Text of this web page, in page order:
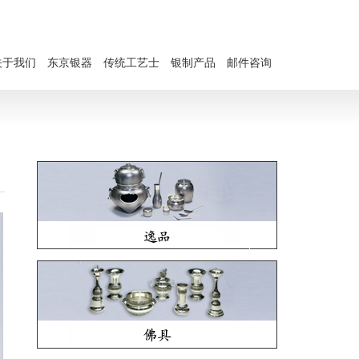
于我们 东京银器 传统工艺士 银制产品 邮件咨询